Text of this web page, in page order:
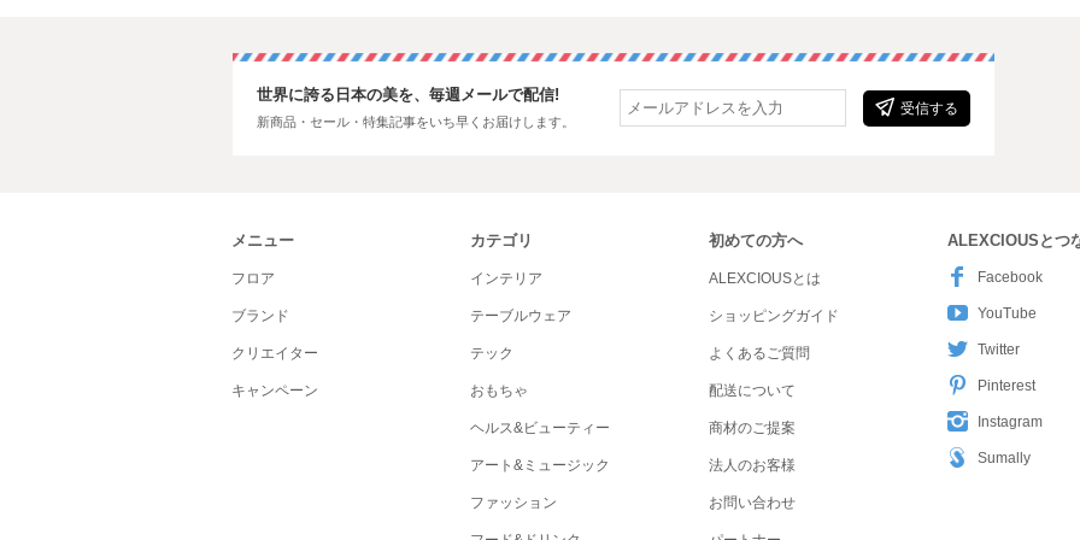
受信する
世界に誇る日本の美を、毎週メールで配信!
新商品・セール・特集記事をいち早くお届けします。
メニュー
フロア
ブランド
クリエイター
キャンペーン
カテゴリ
インテリア
テーブルウェア
テック
おもちゃ
ヘルス&ビューティー
アート&ミュージック
ファッション
初めての方へ
ALEXCIOUSとは
ショッピングガイド
よくあるご質問
配送について
商材のご提案
法人のお客様
お問い合わせ
ALEXCIOUSとつ
Facebook
YouTube
Twitter
Pinterest
Instagram
Sumally